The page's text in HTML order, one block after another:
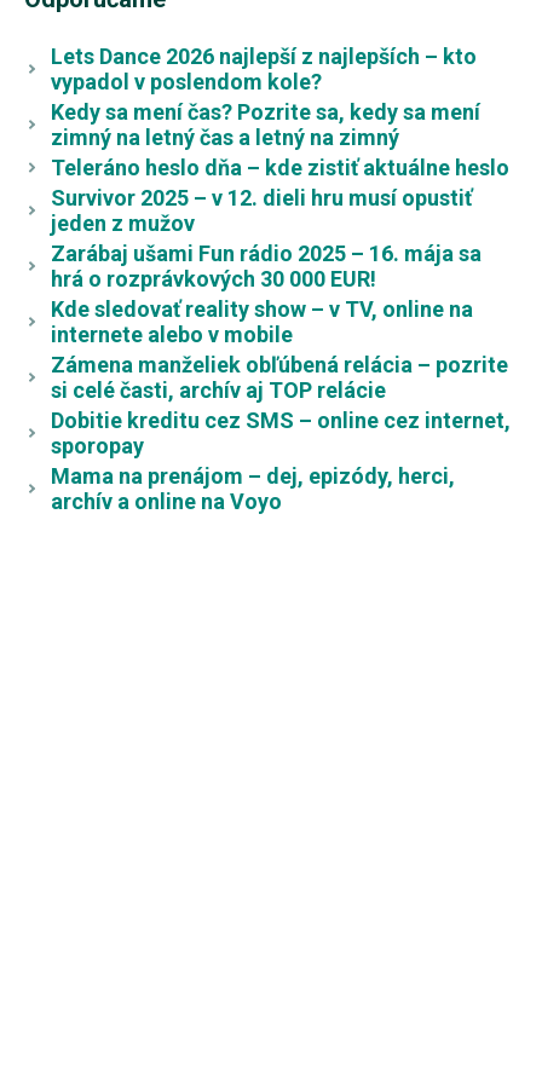
Lets Dance 2026 najlepší z najlepších – kto
vypadol v poslendom kole?
Kedy sa mení čas? Pozrite sa, kedy sa mení
zimný na letný čas a letný na zimný
Teleráno heslo dňa – kde zistiť aktuálne heslo
Survivor 2025 – v 12. dieli hru musí opustiť
jeden z mužov
Zarábaj ušami Fun rádio 2025 – 16. mája sa
hrá o rozprávkových 30 000 EUR!
Kde sledovať reality show – v TV, online na
internete alebo v mobile
Zámena manželiek obľúbená relácia – pozrite
si celé časti, archív aj TOP relácie
Dobitie kreditu cez SMS – online cez internet,
sporopay
Mama na prenájom – dej, epizódy, herci,
archív a online na Voyo